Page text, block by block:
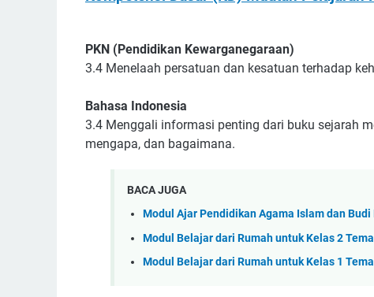
PKN (Pendidikan Kewarganegaraan)
3.4 Menelaah persatuan dan kesatuan terhadap
Bahasa Indonesia
3.4 Menggali informasi penting dari buku sejarah
mengapa, dan bagaimana.
BACA JUGA
Modul Ajar Pendidikan Agama Islam dan Budi
Modul Belajar dari Rumah untuk Kelas 2
Modul Belajar dari Rumah untuk Kelas 1